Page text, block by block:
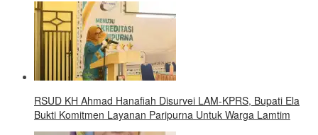
RSUD KH Ahmad Hanafiah Disurvei LAM-KPRS, Bupati Ela
Bukti Komitmen Layanan Paripurna Untuk Warga Lamtim